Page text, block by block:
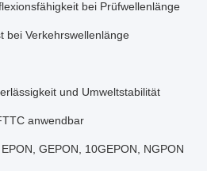
bei Prüfwellenlänge
bei Verkehrswellenlänge
und Umweltstabilität
anwendbar
GEPON, 10GEPON, NGPON